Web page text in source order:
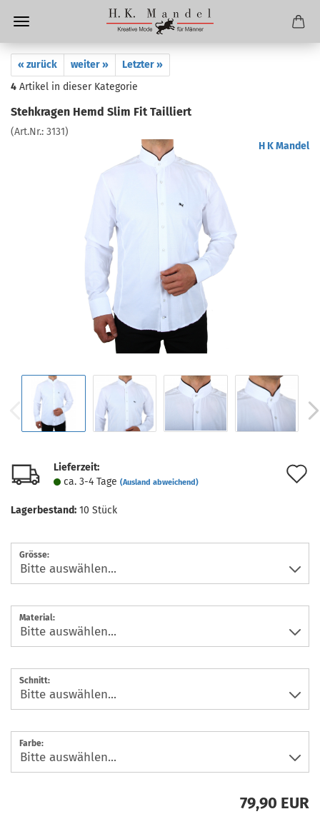
« zurück weiter »
Letzter »
4 Artikel in dieser Kategorie
Stehkragen Hemd Slim Fit Tailliert
(Art.Nr.: 3131)
H K Mandel
Lieferzeit:
ca. 3-4 Tage (Ausland abweichend)
Lagerbestand: 10 Stück
Grösse:
Material:
Schnitt:
Farbe:
79,90 EUR